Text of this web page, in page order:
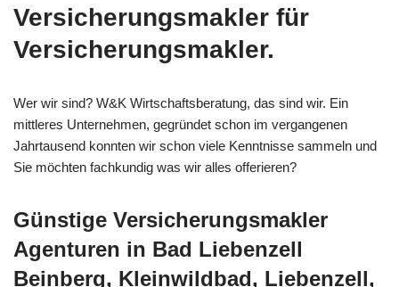
Versicherungsmakler für
Versicherungsmakler.
Wer wir sind? W&K Wirtschaftsberatung, das sind wir. Ein
mittleres Unternehmen, gegründet schon im vergangenen
Jahrtausend konnten wir schon viele Kenntnisse sammeln und
Sie möchten fachkundig was wir alles offerieren?
Günstige Versicherungsmakler
Agenturen in Bad Liebenzell
Beinberg, Kleinwildbad, Liebenzell,